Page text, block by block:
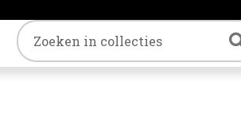
Trefwoord